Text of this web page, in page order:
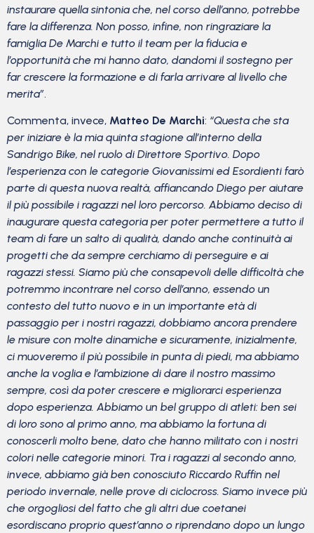
instaurare quella sintonia che, nel corso dell’anno, potrebbe
fare la differenza. Non posso, infine, non ringraziare la
famiglia De Marchi e tutto il team per la fiducia e
l’opportunità che mi hanno dato, dandomi il sostegno per
far crescere la formazione e di farla arrivare al livello che
merita”.
Commenta, invece, Matteo De Marchi: “Questa che sta
per iniziare è la mia quinta stagione all’interno della
Sandrigo Bike, nel ruolo di Direttore Sportivo. Dopo
l’esperienza con le categorie Giovanissimi ed Esordienti farò
parte di questa nuova realtà, affiancando Diego per aiutare
il più possibile i ragazzi nel loro percorso. Abbiamo deciso di
inaugurare questa categoria per poter permettere a tutto il
team di fare un salto di qualità, dando anche continuità ai
progetti che da sempre cerchiamo di perseguire e ai
ragazzi stessi. Siamo più che consapevoli delle difficoltà che
potremmo incontrare nel corso dell’anno, essendo un
contesto del tutto nuovo e in un importante età di
passaggio per i nostri ragazzi, dobbiamo ancora prendere
le misure con molte dinamiche e sicuramente, inizialmente,
ci muoveremo il più possibile in punta di piedi, ma abbiamo
anche la voglia e l’ambizione di dare il nostro massimo
sempre, così da poter crescere e migliorarci esperienza
dopo esperienza. Abbiamo un bel gruppo di atleti: ben sei
di loro sono al primo anno, ma abbiamo la fortuna di
conoscerli molto bene, dato che hanno militato con i nostri
colori nelle categorie minori. Tra i ragazzi al secondo anno,
invece, abbiamo già ben conosciuto Riccardo Ruffin nel
periodo invernale, nelle prove di ciclocross. Siamo invece più
che orgogliosi del fatto che gli altri due coetanei
esordiscano proprio quest’anno o riprendano dopo un lungo